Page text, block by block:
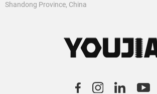
Shandong Province, China